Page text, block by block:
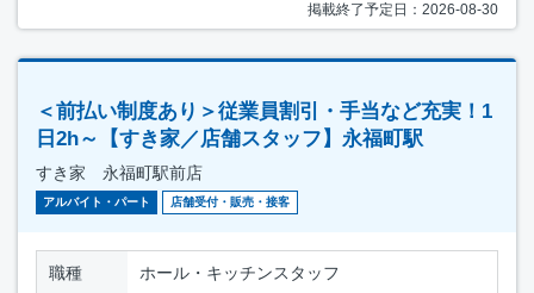
掲載終了予定日：2026-08-30
＜前払い制度あり＞従業員割引・手当など充実！1
日2h～【すき家／店舗スタッフ】永福町駅
すき家 永福町駅前店
アルバイト・パート 店舗受付・販売・接客
職種 ホール・キッチンスタッフ